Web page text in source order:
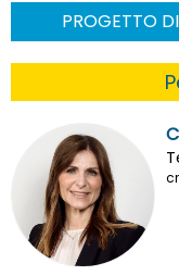
PROGETTO